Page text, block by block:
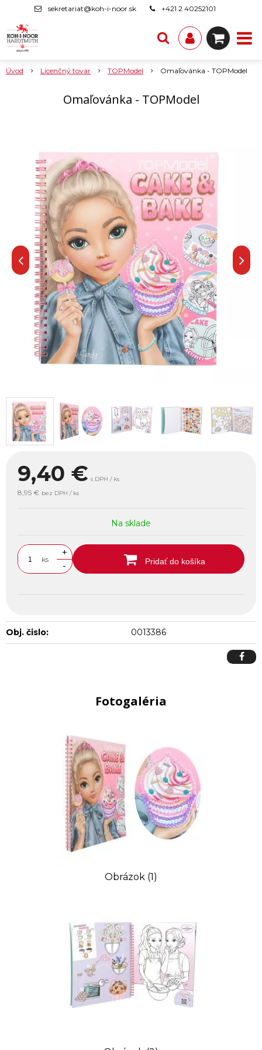
sekretariat@koh-i-noor.sk +421 2 40252101
Úvod Licenčný tovar TOPModel Omaľovánka - TOPModel
Omaľovánka - TOPModel
9,40 € s DPH / ks
8,95 € bez DPH / ks
Na sklade
ks
+
-
Pridať do košíka
Obj. čislo: 0013386
Fotogaléria
Obrázok (1)